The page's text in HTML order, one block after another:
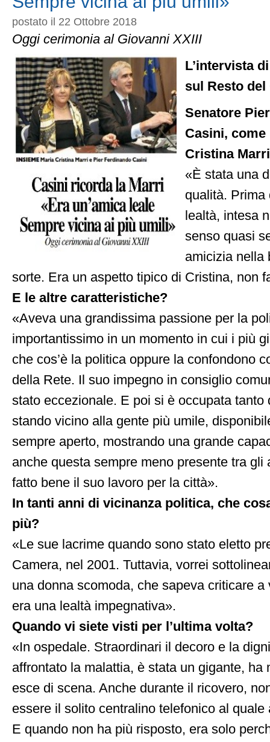
nel
pensiero
di
Emilio
Rubbi”
postato il 22 Ottobre 2018
Oggi cerimonia al Giovanni XXIII
L’intervista
sul Resto del
Senatore
Casini,
Cristina
«È stata una
qualità. Prima
lealtà, intesa
senso quasi
amicizia nella
sorte. Era un aspetto tipico di Cristina, non
E le altre caratteristiche?
«Aveva una grandissima passione per la
importantissimo in un momento in cui i più
che cos’è la politica oppure la confondono
della Rete. Il suo impegno in consiglio
stato eccezionale. E poi si è occupata tanto
stando vicino alla gente più umile,
sempre aperto, mostrando una grande
anche questa sempre meno presente tra gli
fatto bene il suo lavoro per la città».
In tanti anni di vicinanza politica, che
più?
«Le sue lacrime quando sono stato eletto
Camera, nel 2001. Tuttavia, vorrei
una donna scomoda, che sapeva criticare a
era una lealtà impegnativa».
Quando vi siete visti per l’ultima volta?
«In ospedale. Straordinari il decoro e la
affrontato la malattia, è stata un gigante, ha
esce di scena. Anche durante il ricovero,
essere il solito centralino telefonico al quale
E quando non ha più risposto, era solo